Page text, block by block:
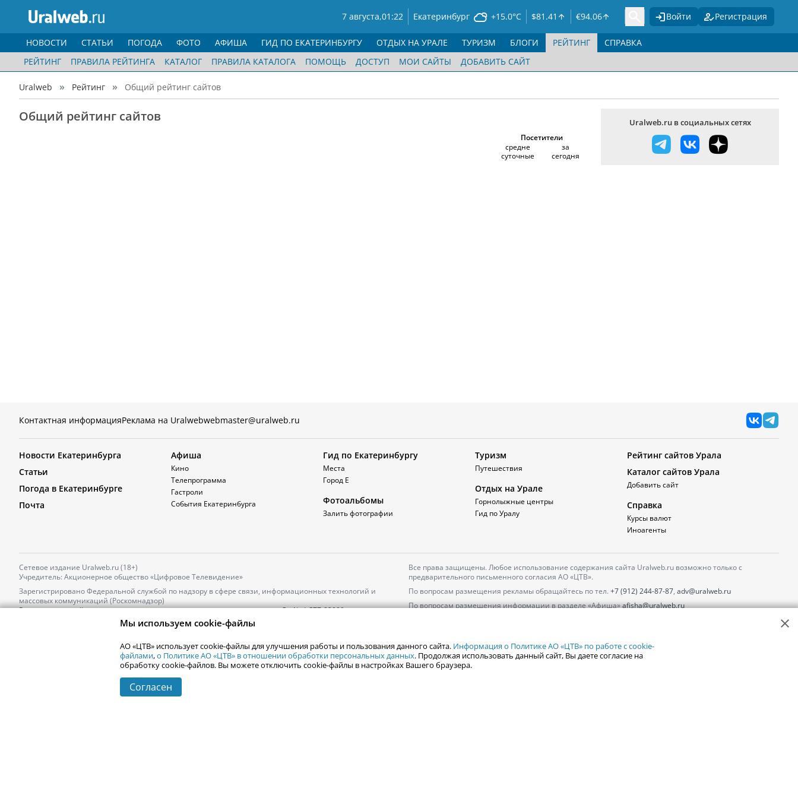
7 августа,01:22 Екатеринбург +15.0°C $81.41 €94.06 Войти Регистрация
НОВОСТИ СТАТЬИ ПОГОДА ФОТО АФИША ГИД ПО ЕКАТЕРИНБУРГУ ОТДЫХ НА УРАЛЕ ТУРИЗМ БЛОГИ
РЕЙТИНГ
РЕЙТИНГ
ПРАВИЛА РЕЙТИНГА КАТАЛОГ ПРАВИЛА КАТАЛОГА ПОМОЩЬ ДОСТУП МОИ САЙТЫ ДОБАВИТЬ САЙТ
СПРАВКА
Uralweb Рейтинг Общий рейтинг сайтов
Общий рейтинг сайтов
Посетители
cредне
суточные
за
сегодня
Uralweb.ru в социальных сетях
Контактная информацияРеклама на Uralwebwebmaster@uralweb.ru
Новости Екатеринбурга
Статьи
Погода в Екатеринбурге
Почта
Афиша
Кино
Телепрограмма
Гастроли
События Екатеринбурга
Гид по Екатеринбургу
Места
Город Е
Фотоальбомы
Залить фотографии
Туризм
Путешествия
Отдых на Урале
Горнолыжные центры
Гид по Уралу
Рейтинг сайтов Урала
Каталог сайтов Урала
Добавить сайт
Справка
Курсы валют
Иноагенты
Сетевое издание Uralweb.ru (18+)
Учредитель: Акционерное общество «Цифровое Телевидение»
Зарегистрировано Федеральной службой по надзору в сфере связи, информационных технологий и
массовых коммуникаций (Роскомнадзор)
Регистрационный номер и дата принятия решения о регистрации: серияЭл № ФС77-82000
+7 (912) 244-87-87,
Электронный адрес редакции:news@uralweb.ru
Все права защищены. Любое использование содержания сайта Uralweb.ru возможно только с
предварительного письменного согласия АО «ЦТВ».
По вопросам размещения рекламы обращайтесь по тел. +7 (912) 244-87-87, adv@uralweb.ru
По вопросам размещения информации в разделе «Афиша»afisha@uralweb.ru
Екатеринбург
Мы используем cookie-файлы
АО «ЦТВ» использует cookie-файлы для улучшения работы и пользования данного сайта. Информация о Политике АО «ЦТВ» по работе с cookie-
файлами,о Политике АО «ЦТВ» в отношении обработки персональных данных. Продолжая использовать данный сайт, Вы даете согласие на
обработку cookie-файлов. Вы можете отключить cookie-файлы в настройках Вашего браузера.
Согласен